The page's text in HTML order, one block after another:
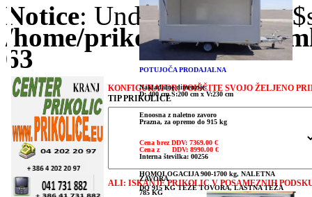
Notice: Undefined index:
/home/prikole/
63
KONFIGURATOR: POIŠČITE SVOJO ŽELJENO
TIP PRIKOLICE
ALI: ISKANJE PRIKOLIC V POSAMEZNIH
Nakladalne dimenzije:
D: 400 cm Š:200 cm x V:230 cm
Enoosna z naletno zavoro
Prazna, za opremo do 915 kg
Cena brez DDV: 7369.00 €
Cena z DDV: 8990.00 €
HOMOLOGACIJA 900-1700 kg, NALETNA
ZAVORA
DO 915 KG TEŽE TOVORA, LASTNA TEŽA
785 KG
Interna številka: 00256
POTUJOČA PRODAJALNA